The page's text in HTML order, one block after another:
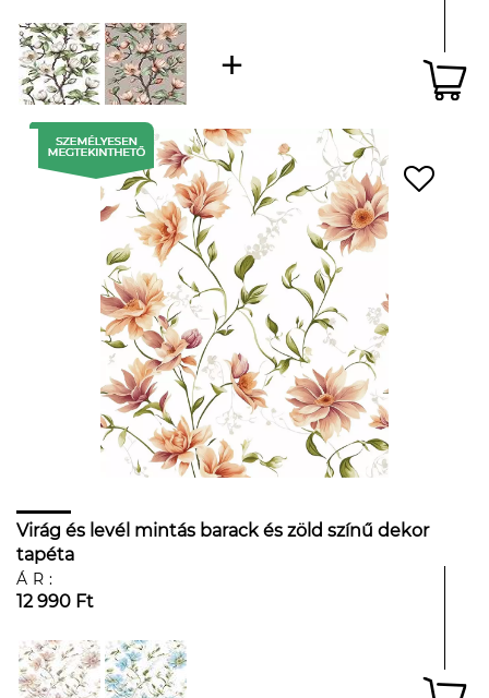
Virág és levél mintás barack és zöld színű dekor
tapéta
ÁR:
12 990 Ft